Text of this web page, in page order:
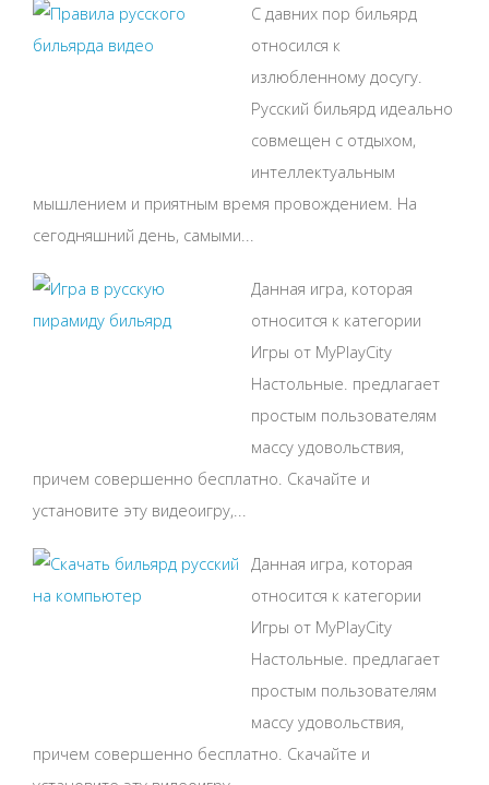
С давних пор бильярд
относился к
излюбленному досугу.
Русский бильярд идеально
совмещен с отдыхом,
интеллектуальным
мышлением и приятным время провождением. На
сегодняшний день, самыми...
Данная игра, которая
относится к категории
Игры от MyPlayCity
Настольные. предлагает
простым пользователям
массу удовольствия,
причем совершенно бесплатно. Скачайте и
установите эту видеоигру,...
Данная игра, которая
относится к категории
Игры от MyPlayCity
Настольные. предлагает
простым пользователям
массу удовольствия,
причем совершенно бесплатно. Скачайте и